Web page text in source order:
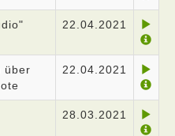
22.04.2021
über
22.04.2021
28.03.2021